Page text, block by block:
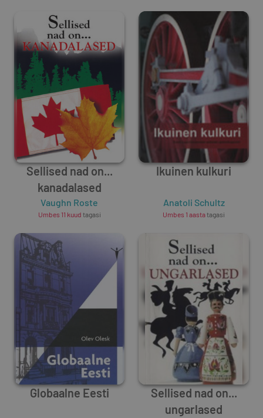
Sellised nad on...
kanadalased
Vaughn Roste
Umbes 11 kuud tagasi
Ikuinen kulkuri
Anatoli Schultz
Umbes 1 aastatagasi
Globaalne Eesti
Sellised nad on...
ungarlased